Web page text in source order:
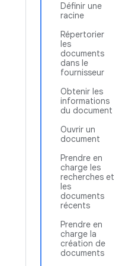
Définir une
racine
Répertorier
les
documents
dans le
fournisseur
Obtenir les
informations
du document
Ouvrir un
document
Prendre en
charge les
recherches et
les
documents
récents
Prendre en
charge la
création de
documents